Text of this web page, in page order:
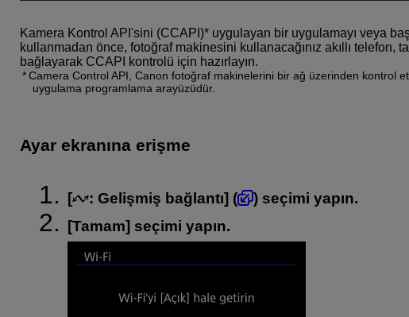
Kamera Kontrol API'sini (CCAPI)* uygulayan bir uygulamayı veya
kullanmadan önce, fotoğraf makinesini kullanacağınız akıllı telefon,
bağlayarak CCAPI kontrolü için hazırlayın.
Camera Control API, Canon fotoğraf makinelerini bir ağ üzerinden kontrol
uygulama programlama arayüzüdür.
Ayar ekranına erişme
[ : Gelişmiş bağlantı] (
) seçimi yapın.
[Tamam] seçimi yapın.